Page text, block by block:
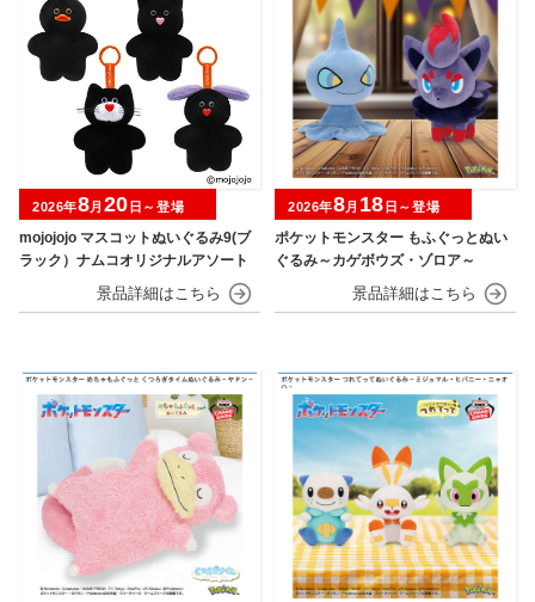
mojojojo マスコットぬいぐるみ9(ブ
ラック）ナムコオリジナルアソート
2026年8月 20 日～登場
ポケットモンスター もふぐっとぬい
ぐるみ～カゲボウズ・ゾロア～
2026年8月 18 日～登場